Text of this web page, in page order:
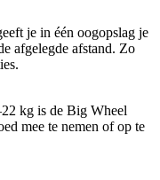
je in één oogopslag je
afgelegde afstand. Zo
kg is de Big Wheel
mee te nemen of op te